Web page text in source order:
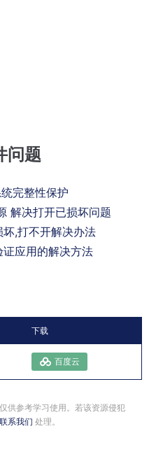
问题
完整性保护
解决打开已损坏问题
,打不开解决办法
应用的解决方法
下载
百度云
供参考学习使用。若该资源侵犯
联系我们 处理。